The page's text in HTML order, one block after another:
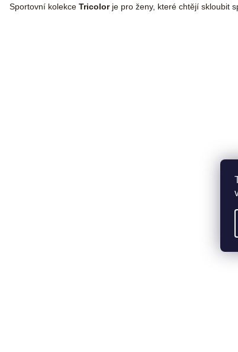
Sportovní kolekce Tricolorje pro ženy, které chtějí skloubit